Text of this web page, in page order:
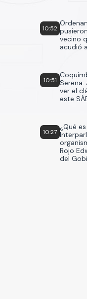
10:52
vecino
acudió
10:51
ver el
este
10:27
¿Qué
Rojo
del